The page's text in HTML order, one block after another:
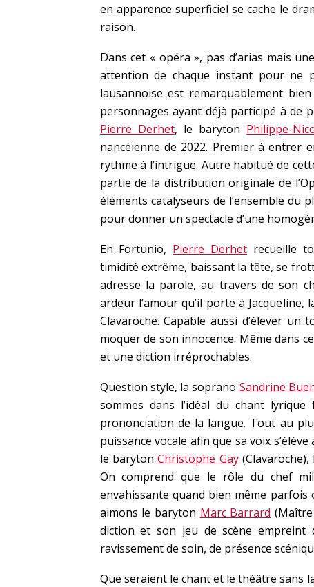
en apparence superficiel se cache le
raison.
Dans cet « opéra », pas d’arias mais
attention de chaque instant pour ne
lausannoise est remarquablement
personnages ayant déjà participé à de
Pierre Derhet, le baryton Philippe-
nancéienne de 2022. Premier à
rythme à l’intrigue. Autre habitué de
partie de la distribution originale de
éléments catalyseurs de l’ensemble du
pour donner un spectacle d’une
En Fortunio, Pierre Derhetrecueille
timidité extrême, baissant la tête, se
adresse la parole, au travers de son
ardeur l’amour qu’il porte à
Clavaroche. Capable aussi d’élever un
moquer de son innocence. Même dans
et une diction irréprochables.
Question style, la soprano Sandrine
sommes dans l’idéal du chant
prononciation de la langue. Tout au
puissance vocale afin que sa voix
le barytonChristophe Gay(Clavaroche),
On comprend que le rôle du chef
envahissante quand bien même
aimons le baryton Marc Barrard
diction et son jeu de scène empreint
ravissement de soin, de présence
Que seraient le chant et le théâtre sans